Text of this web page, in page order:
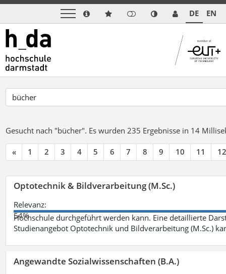
DE EN
Gesucht nach "bücher". Es wurden 235 Ergebnisse in 14
« 1 2 3 4 5 6 7 8 9 10 11 12
Optotechnik & Bildverarbeitung (M.Sc.)
Relevanz:
54%
Hochschule durchgeführt werden kann. Eine detaillierte
Studienangebot Optotechnik und Bildverarbeitung (M.Sc.)
Angewandte Sozialwissenschaften (B.A.)